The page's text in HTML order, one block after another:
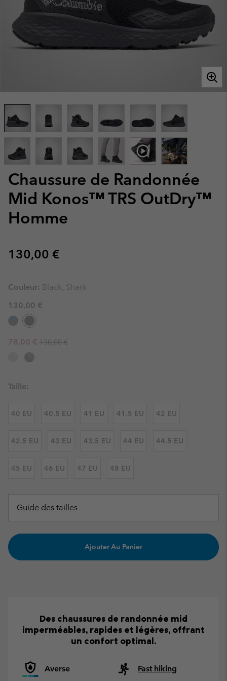
Chaussure de Randonnée
Mid Konos™ TRS OutDry™
Homme
Regular price:
130,00 €
Couleur: Black, Shark
130,00 €
Sale price:
78,00 € Regular price:
130,00 €
Taille:
40 EU 40.5 EU 41 EU 41.5 EU 42 EU
42.5 EU 43 EU 43.5 EU 44 EU 44.5 EU
45 EU 46 EU 47 EU 48 EU
Guide des tailles
Ajouter Au Panier
Des chaussures de randonnée mid
imperméables, rapides et légères, offrant
un confort optimal.
Averse Fast hiking